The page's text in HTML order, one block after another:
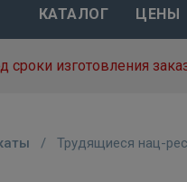
КАТАЛОГ ЦЕНЫ
сроки изготовления
/ Трудящиеся нац-